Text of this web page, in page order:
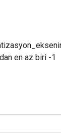
en az biri -1